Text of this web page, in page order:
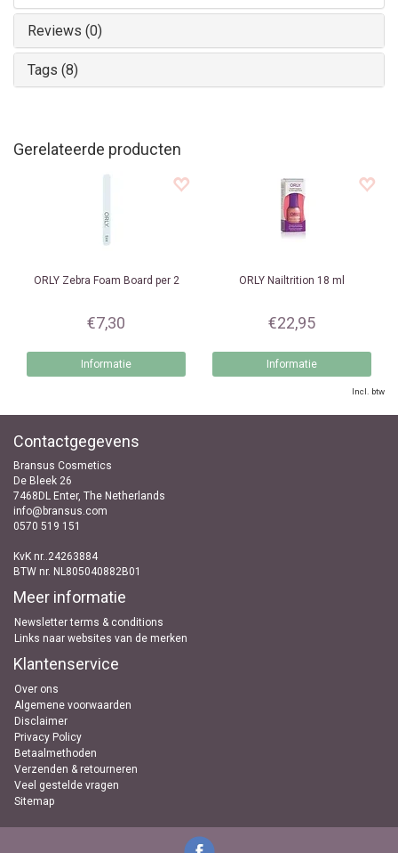
Reviews (0)
Tags (8)
Gerelateerde producten
ORLYZebra Foam Board per 2
€7,30
Informatie
ORLY Nailtrition 18 ml
€22,95
Informatie
Incl. btw
Contactgegevens
Bransus Cosmetics
De Bleek 26
7468DL Enter, The Netherlands
info@bransus.com
0570 519 151
KvK nr..24263884
BTW nr. NL805040882B01
Meer informatie
Newsletter terms & conditions
Links naar websites van de merken
Klantenservice
Over ons
Algemene voorwaarden
Disclaimer
Privacy Policy
Betaalmethoden
Verzenden & retourneren
Veel gestelde vragen
Sitemap